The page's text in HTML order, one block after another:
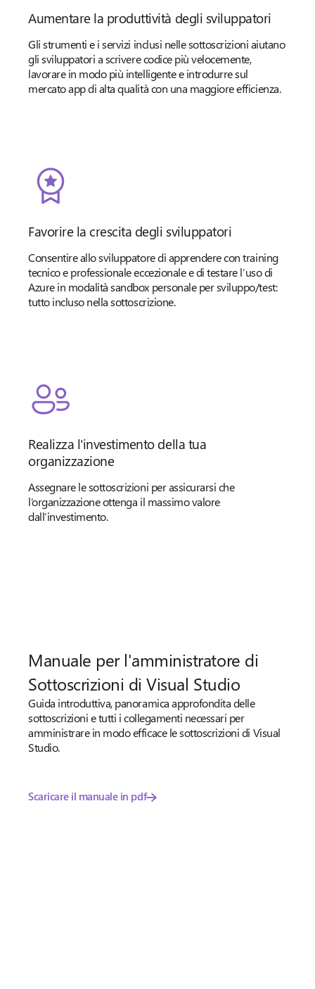
Aumentare la produttività degli sviluppatori
Gli strumenti e i servizi inclusi nelle sottoscrizioni aiutano
gli sviluppatori a scrivere codice più velocemente,
lavorare in modo più intelligente e introdurre sul
mercato app di alta qualità con una maggiore efficienza.
Favorire la crescita degli sviluppatori
Consentire allo sviluppatore di apprendere con training
tecnico e professionale eccezionale e di testare l’uso di
Azure in modalità sandbox personale per sviluppo/test:
tutto incluso nella sottoscrizione.
Realizza l'investimento della tua
organizzazione
Assegnare le sottoscrizioni per assicurarsi che
l’organizzazione ottenga il massimo valore
dall’investimento.
Manuale per l'amministratore di
Sottoscrizioni di Visual Studio
Guida introduttiva, panoramica approfondita delle
sottoscrizioni e tutti i collegamenti necessari per
amministrare in modo efficace le sottoscrizioni di Visual
Studio.
Scaricare il manuale in pdf